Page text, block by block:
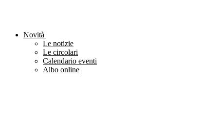
Novità
Le notizie
Le circolari
Calendario eventi
Albo online